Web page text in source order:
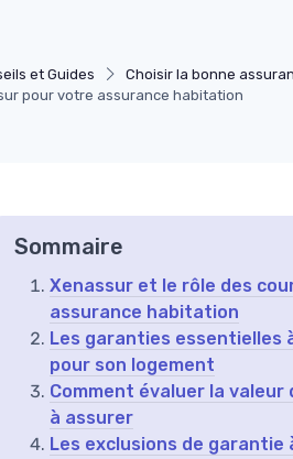
et Guides
Choisir la bonne
pour votre assurance habitation
Sommaire
Xenassur et le rôle des
assurance habitation
Les garanties essentielles
pour son logement
Comment évaluer la valeur
à assurer
Les exclusions de garantie